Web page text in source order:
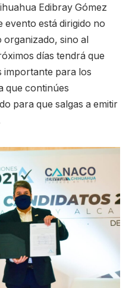
Edibray Gómez
evento está dirigido no
organizado, sino al
días tendrá que
importante para los
que continúes
para que salgas a emitir